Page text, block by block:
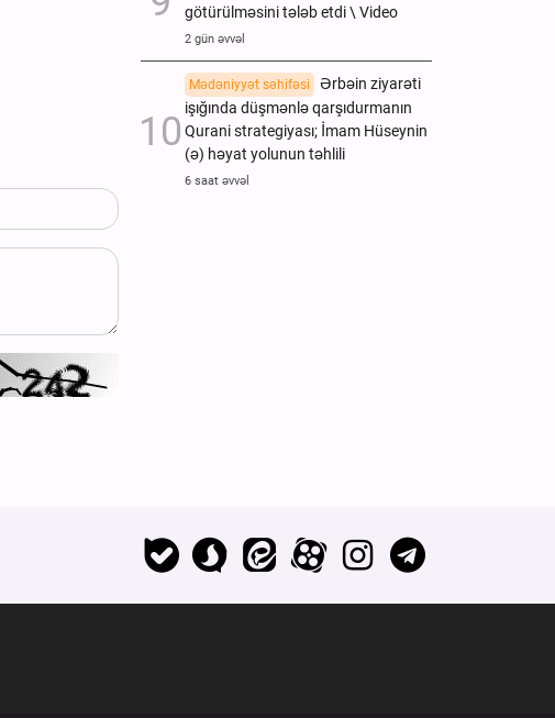
götürülməsini tələb etdi \ Video
2 gün əvvəl
Mədəniyyət səhifəsi
Ərbəin ziyarəti
işığında düşmənlə qarşıdurmanın
Qurani strategiyası; İmam Hüseynin
(ə) həyat yolunun təhlili
6 saat əvvəl